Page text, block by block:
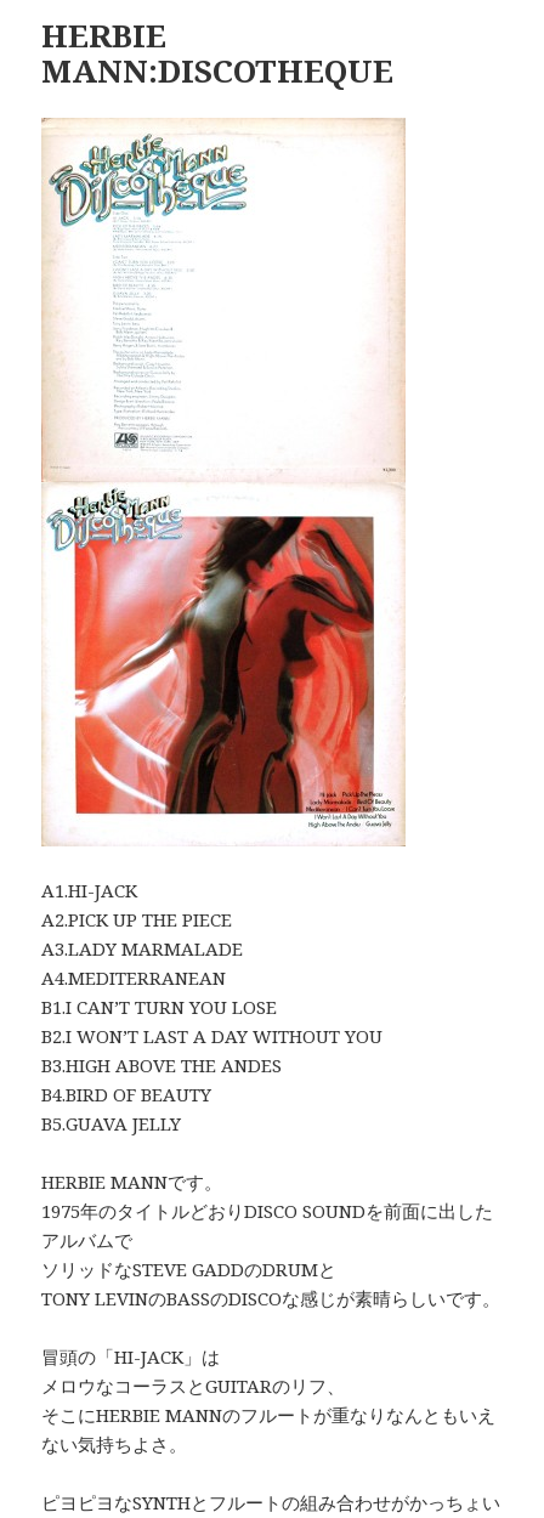
HERBIE
MANN:DISCOTHEQUE
A1.HI-JACK
A2.PICK UP THE PIECE
A3.LADY MARMALADE
A4.MEDITERRANEAN
B1.I CAN’T TURN YOU LOSE
B2.I WON’T LAST A DAY WITHOUT YOU
B3.HIGH ABOVE THE ANDES
B4.BIRD OF BEAUTY
B5.GUAVA JELLY
HERBIE MANNです。
1975年のタイトルどおりDISCO SOUNDを前面に出した
アルバムで
ソリッドなSTEVE GADDのDRUMと
TONY LEVINのBASSのDISCOな感じが素晴らしいです。
冒頭の「HI-JACK」は
メロウなコーラスとGUITARのリフ、
そこにHERBIE MANNのフルートが重なりなんともいえ
ない気持ちよさ。
ピヨピヨなSYNTHとフルートの組み合わせがかっちょい